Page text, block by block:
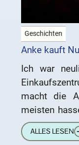
Geschichten
Anke kauft
Ich war
macht die
meisten
der
ALLES LESEN